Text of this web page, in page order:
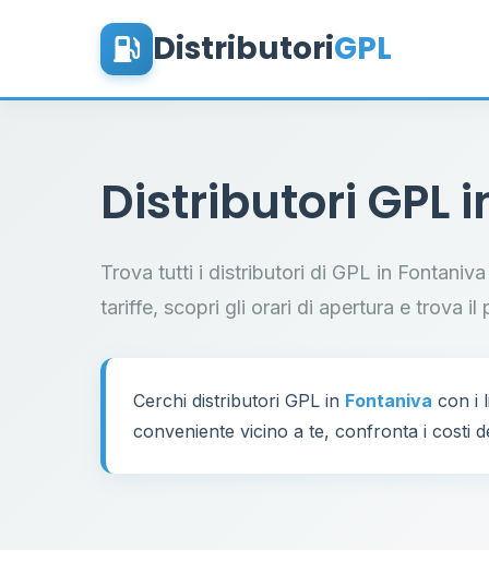
DistributoriGPL
Distributori GPL
Trova tutti i distributori di GPL in
tariffe, scopri gli orari di apertura e trova
Cerchi distributori GPL in Fontaniva con i
conveniente vicino a te, confronta i costi